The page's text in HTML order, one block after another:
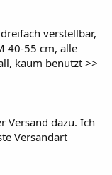
verstellbar,
40-55 cm, alle
kaum benutzt >>
Versand dazu. Ich
Versandart